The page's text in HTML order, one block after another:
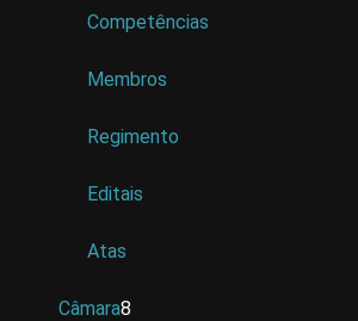
Competências
Membros
Regimento
Editais
Atas
Câmara8